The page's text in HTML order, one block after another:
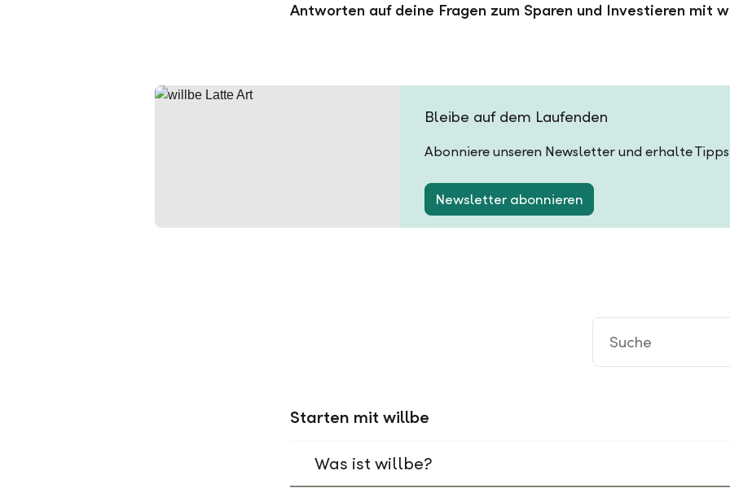
Antworten auf deine Fragen zum Sparen und Investieren mit
Bleibe auf dem Laufenden
Abonniere unseren Newsletter und erhalte
Newsletter abonnieren
Starten mit willbe
Was ist willbe?